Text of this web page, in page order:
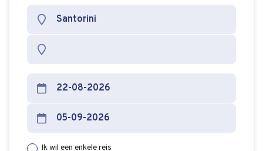
Ik wil een enkele reis